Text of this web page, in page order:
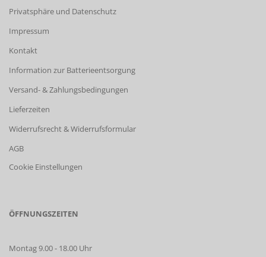
Privatsphäre und Datenschutz
Impressum
Kontakt
Information zur Batterieentsorgung
Versand- & Zahlungsbedingungen
Lieferzeiten
Widerrufsrecht & Widerrufsformular
AGB
Cookie Einstellungen
ÖFFNUNGSZEITEN
Montag 9.00 - 18.00 Uhr